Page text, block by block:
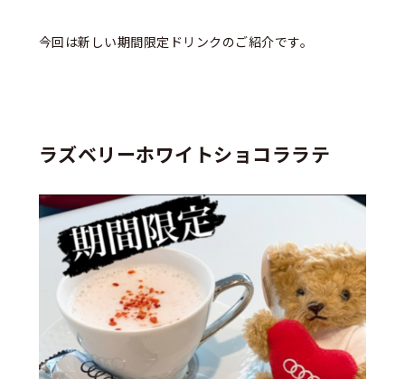
今回は新しい期間限定ドリンクのご紹介です。
ラズベリーホワイトショコララテ